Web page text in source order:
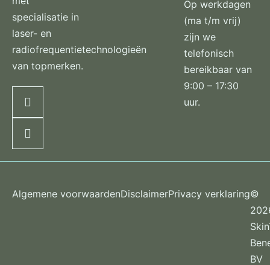
specialisatie in
laser- en
radiofrequentietechnologieën
van topmerken.
Op werkdagen
(ma t/m vrij)
zijn we
telefonisch
bereikbaar van
9:00 – 17:30
uur.
Algemene voorwaardenDisclaimerPrivacy verklaring©
BV